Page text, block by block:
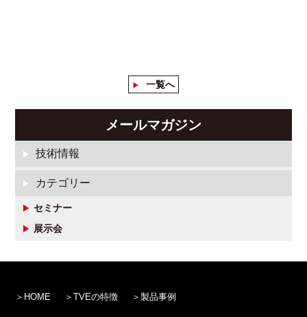
一覧へ
メールマガジン
技術情報
カテゴリー
セミナー
展示会
HOME TVEの特徴 製品事例